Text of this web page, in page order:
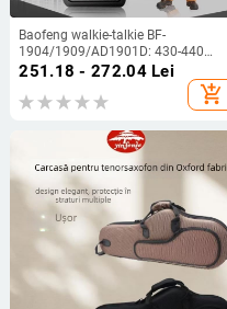
Baofeng walkie-talkie BF-
1904/1909/AD1901D: 430-440
MHz, 5 W, 16 canale, rază 5-10 km,
251.18 - 272.04Lei
add_shopping_cart